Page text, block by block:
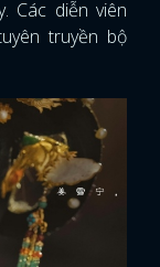
Các diễn viên
truyền bộ